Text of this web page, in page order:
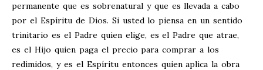
permanente que es sobrenatural y que es llevada a cabo
por el Espíritu de Dios. Si usted lo piensa en un sentido
trinitario es el Padre quien elige, es el Padre que atrae,
es el Hijo quien paga el precio para comprar a los
redimidos, y es el Espíritu entonces quien aplica la obra